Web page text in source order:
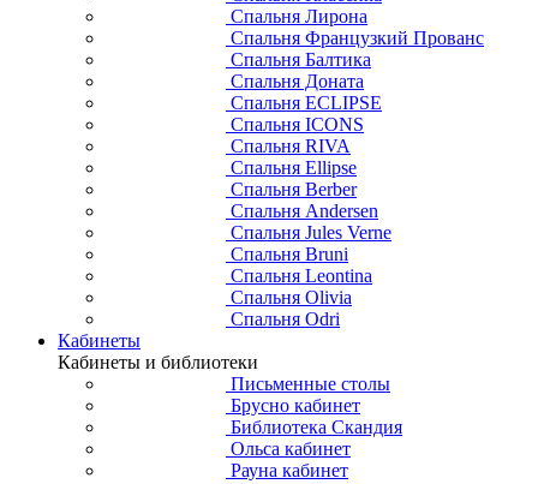
Спальня Лирона
Спальня Французкий Прованс
Спальня Балтика
Спальня Доната
Спальня ECLIPSE
Спальня ICONS
Спальня RIVA
Спальня Ellipse
Спальня Berber
Спальня Andersen
Спальня Jules Verne
Спальня Bruni
Спальня Leontina
Спальня Olivia
Спальня Odri
Кабинеты
Кабинеты и библиотеки
Письменные столы
Брусно кабинет
Библиотека Скандия
Ольса кабинет
Рауна кабинет